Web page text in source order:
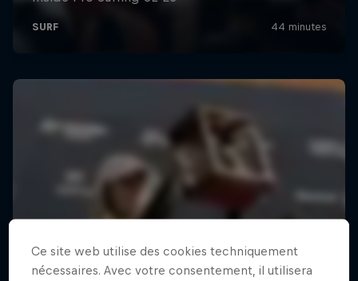
Ce site web utilise des cookies techniquement
nécessaires. Avec votre consentement, il utilisera